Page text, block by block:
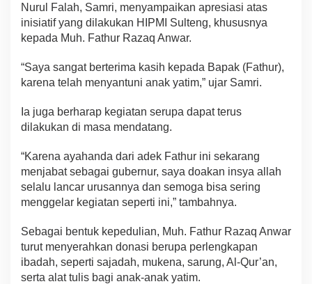
Nurul Falah, Samri, menyampaikan apresiasi atas
inisiatif yang dilakukan HIPMI Sulteng, khususnya
kepada Muh. Fathur Razaq Anwar.
“Saya sangat berterima kasih kepada Bapak (Fathur),
karena telah menyantuni anak yatim,” ujar Samri.
Ia juga berharap kegiatan serupa dapat terus
dilakukan di masa mendatang.
“Karena ayahanda dari adek Fathur ini sekarang
menjabat sebagai gubernur, saya doakan insya allah
selalu lancar urusannya dan semoga bisa sering
menggelar kegiatan seperti ini,” tambahnya.
Sebagai bentuk kepedulian, Muh. Fathur Razaq Anwar
turut menyerahkan donasi berupa perlengkapan
ibadah, seperti sajadah, mukena, sarung, Al-Qur’an,
serta alat tulis bagi anak-anak yatim.